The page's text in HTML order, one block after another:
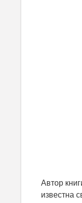
Автор
известна